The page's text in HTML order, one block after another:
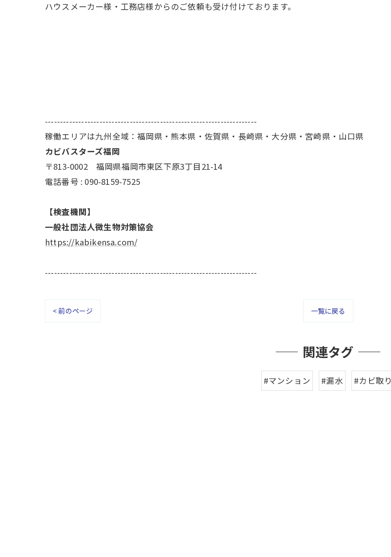
ハウスメーカー様・工務店様からのご依頼も受け付けております。
----------------------------------------------------------------------
稼働エリアは九州全域：福岡県・熊本県・佐賀県・長崎県・大分県・宮崎県・山口県
カビバスターズ福岡
〒813-0002 福岡県福岡市東区下原3丁目21-14
電話番号 : 090-8159-7525
【検査機関】
一般社団法人微生物対策協会
https://kabikensa.com/
----------------------------------------------------------------------
< 前のページ 一覧に戻る
関連タグ
#マンション #漏水 #カビ取り